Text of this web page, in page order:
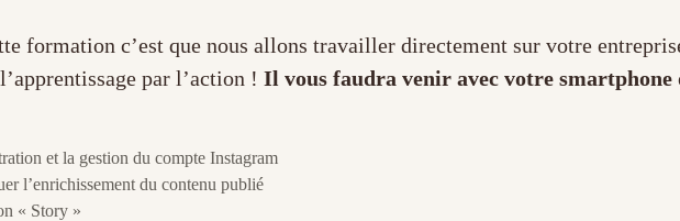
formation c’est que nous allons travailler directement sur votre
par l’action ! Il vous faudra venir avec votre smartphone
et la gestion du compte Instagram
l’enrichissement du contenu publié
« Story »